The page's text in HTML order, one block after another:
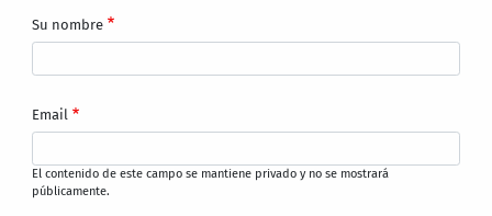
Su nombre
Email
El contenido de este campo se mantiene privado y no se mostrará
públicamente.